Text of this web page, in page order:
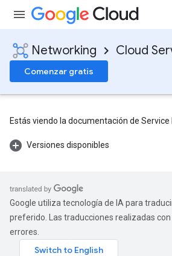
Networking Cloud
Comenzar gratis
Estás viendo la documentación de Service
Versiones disponibles
Google utiliza tecnología de IA para
preferido. Las traducciones realizadas
errores.